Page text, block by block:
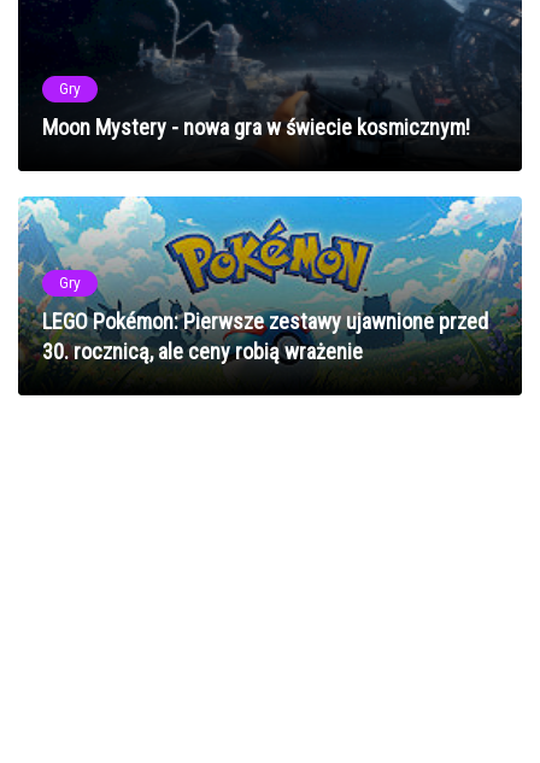
Gry
Moon Mystery - nowa gra w świecie kosmicznym!
Gry
LEGO Pokémon: Pierwsze zestawy ujawnione przed
30. rocznicą, ale ceny robią wrażenie